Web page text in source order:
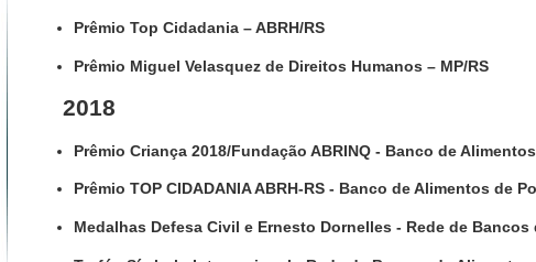
Prêmio Top Cidadania – ABRH/RS
Prêmio Miguel Velasquez de Direitos Humanos – MP/RS
2018
Prêmio Criança 2018/Fundação ABRINQ - Banco de
Prêmio TOP CIDADANIA ABRH-RS - Banco de Alimentos de
Medalhas Defesa Civil e Ernesto Dornelles - Rede de Bancos